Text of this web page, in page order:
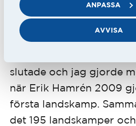
ANPASSA
AVVISA
målvaktstränare i till
FF. Jag fick sedan
målvaktstränare i
slutade och jag gjorde
när Erik Hamrén 2009
första landskamp.
det 195 landskamper